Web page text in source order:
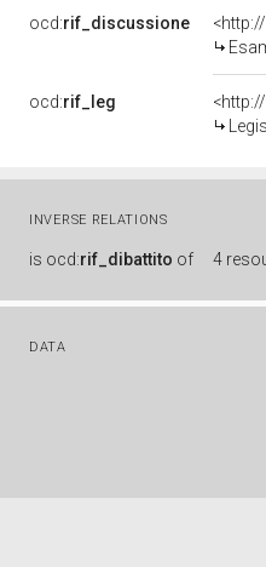
ocd:rif_discussione
Esame e
ocd:rif_leg
INVERSE RELATIONS
is ocd:rif_dibattito of 4
DATA